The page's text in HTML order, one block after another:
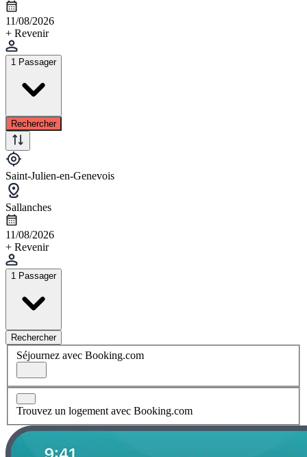
11/08/2026
+ Revenir
1 Passager
Rechercher
Saint-Julien-en-Genevois
Sallanches
11/08/2026
+ Revenir
1 Passager
Rechercher
Séjournez avec Booking.com
Trouvez un logement avec Booking.com